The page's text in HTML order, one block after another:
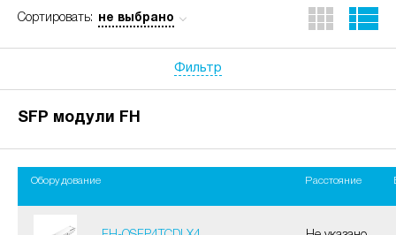
Сортировать: не выбрано
Фильтр
SFP модули FH
Оборудование Расстояние